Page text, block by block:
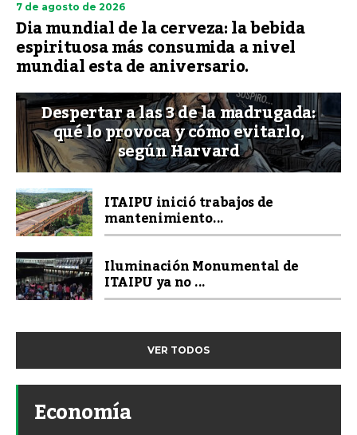
7 de agosto de 2026
Dia mundial de la cerveza: la bebida
espirituosa más consumida a nivel
mundial esta de aniversario.
Despertar a las 3 de la madrugada:
qué lo provoca y cómo evitarlo,
según Harvard
ITAIPU inició trabajos de
mantenimiento...
Iluminación Monumental de
ITAIPU ya no ...
VER TODOS
Economía